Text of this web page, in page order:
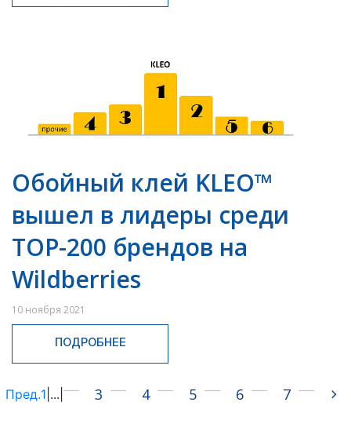
Обойный клей KLEO™
вышел в лидеры среди
TOP-200 брендов на
Wildberries
10 ноября 2021
ПОДРОБНЕЕ
Пред.1 ... 3 4 5 6 7